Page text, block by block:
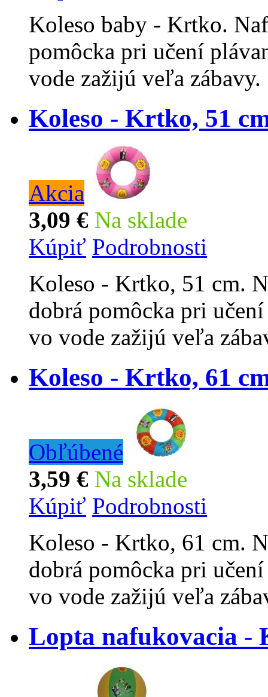
Koleso baby - Krtko.
pomôcka pri učení
vode zažijú veľa zábavy.
Koleso - Krtko, 51
Akcia
3,09 € Na sklade
Kúpiť Podrobnosti
Koleso - Krtko, 51 cm.
dobrá pomôcka pri
vo vode zažijú veľa
Koleso - Krtko, 61
Obľúbené
3,59 € Na sklade
Kúpiť Podrobnosti
Koleso - Krtko, 61 cm.
dobrá pomôcka pri
vo vode zažijú veľa
Lopta nafukovacia -